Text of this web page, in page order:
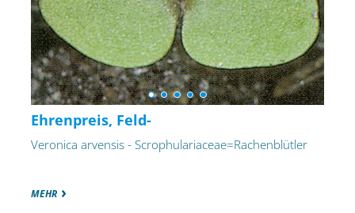
Ehrenpreis, Feld-
Veronica arvensis - Scrophulariaceae=Rachenblütler
MEHR